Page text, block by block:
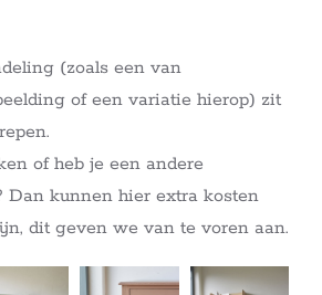
(zoals een van
of een variatie hierop) zit
of heb je een andere
Dan kunnen hier extra kosten
dit geven we van te voren aan.